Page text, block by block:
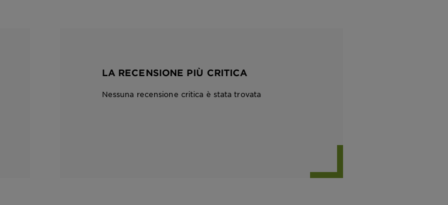
LA RECENSIONE PIÙ CRITICA
Nessuna recensione critica è stata trovata